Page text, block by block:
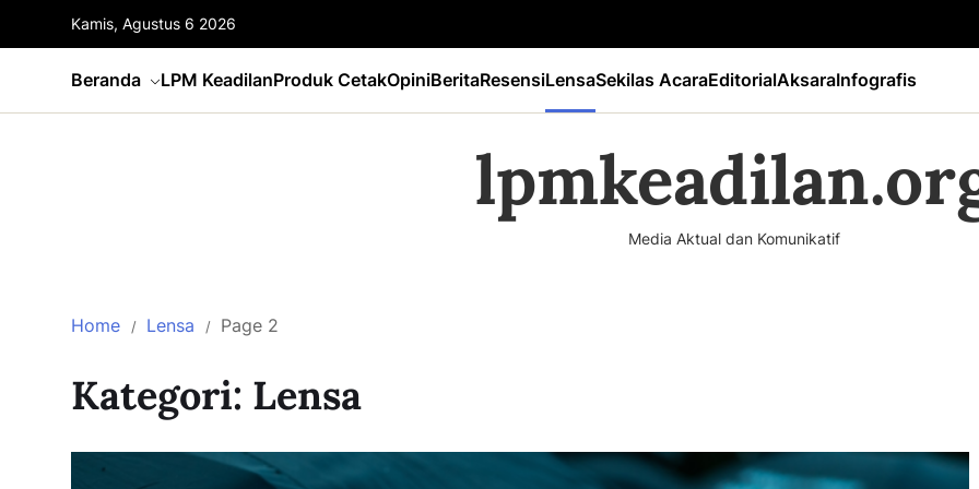
Kamis, Agustus 6 2026
Beranda LPM KeadilanProduk CetakOpiniBeritaResensiLensaSekilas AcaraEditorialAksaraInfografis
Media Aktual dan Komunikatif
Home Lensa Page 2
Kategori: Lensa